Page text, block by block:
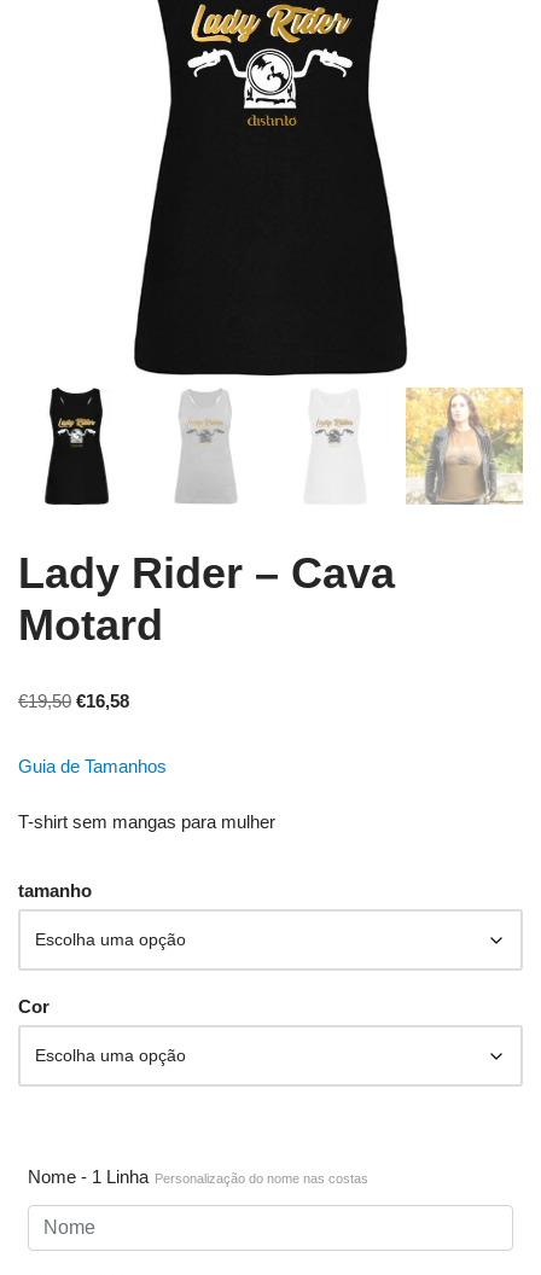
Lady Rider – Cava
Motard
€19,50 €16,58
Guia de Tamanhos
T-shirt sem mangas para mulher
tamanho
Cor
Nome - 1 Linha Personalização do nome nas costas